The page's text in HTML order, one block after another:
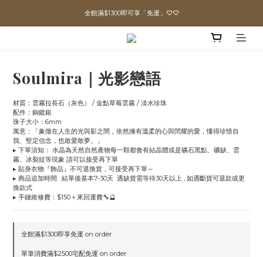
直播喊單享更優惠價格！！
全館滿$1300即可享「免運」♡♡
直播喊單享更優惠價格！！
Soulmira｜光影戀語
材質：雲霧拉長石（灰色） / 金點草莓雲霧 / 淡水珍珠
配件：銅鍍銀
珠子大小：6mm
寓意：「象徵在人生的光與影之間，依然擁有溫柔的心與閃耀的愛，懂得珍惜自
我、堅定信念，也敢愛敢夢。」
▸ 下單須知： 水晶為天然自然產物每一顆都會有結晶體或是礦石黑點、礦缺、雲
霧、冰裂紋等現象 請可以接受再下單
▸ 貼身衣物『飾品』不可退換貨，可接受再下單～
▸ 商品追加時間:  結單後基本7-30天  遇缺貨需等待30天以上 , 如遇斷貨可退款或更
換款式
▸ 手鏈維修費：$150＋來回運費🔧🔮
全館滿$1300即享免運 on order
單筆消費滿$2500宅配免運 on order